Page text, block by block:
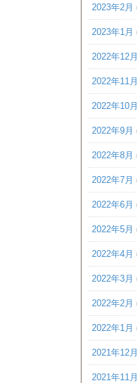
2023年2月
2023年1月
2022年12月
2022年11月
2022年10月
2022年9月
2022年8月
2022年7月
2022年6月
2022年5月
2022年4月
2022年3月
2022年2月
2022年1月
2021年12月
2021年11月